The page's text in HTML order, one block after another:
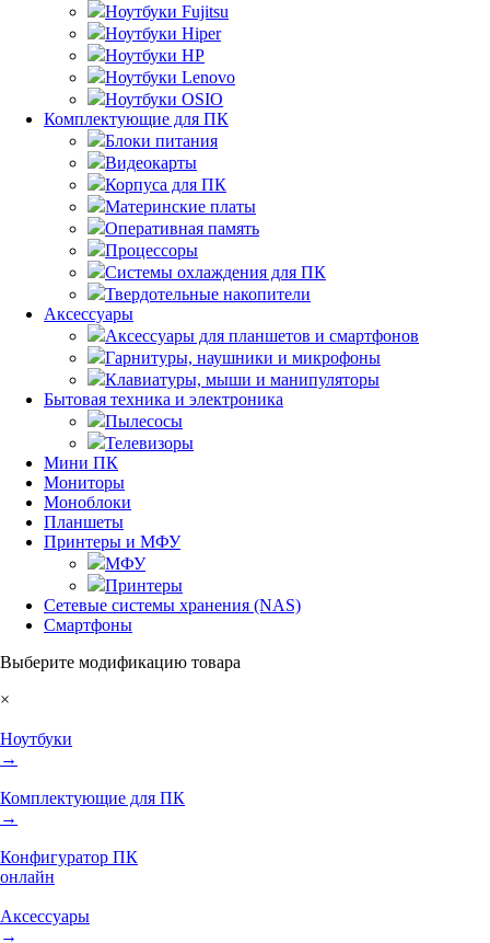
Ноутбуки Fujitsu
Ноутбуки Hiper
Ноутбуки HP
Ноутбуки Lenovo
Ноутбуки OSIO
Комплектующие для ПК
Блоки питания
Видеокарты
Корпуса для ПК
Материнские платы
Оперативная память
Процессоры
Системы охлаждения для ПК
Твердотельные накопители
Аксессуары
Аксессуары для планшетов и смартфонов
Гарнитуры, наушники и микрофоны
Клавиатуры, мыши и манипуляторы
Бытовая техника и электроника
Пылесосы
Телевизоры
Мини ПК
Мониторы
Моноблоки
Планшеты
Принтеры и МФУ
МФУ
Принтеры
Сетевые системы хранения (NAS)
Смартфоны
Выберите модификацию товара
×
Ноутбуки
→
Комплектующие для ПК
→
Конфигуратор ПК
онлайн
Аксессуары
→